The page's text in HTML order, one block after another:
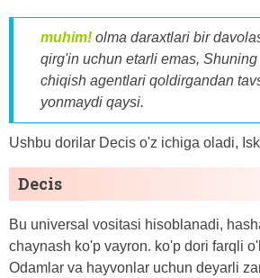
muhim! olma daraxtlari bir
qirg'in uchun etarli emas,
chiqish agentlari qoldirgandan
yonmaydi qaysi.
Ushbu dorilar Decis o'z ichiga oladi,
Decis
Bu universal vositasi hisoblanadi,
chaynash ko'p vayron. ko'p dori farqli
Odamlar va hayvonlar uchun deyarli